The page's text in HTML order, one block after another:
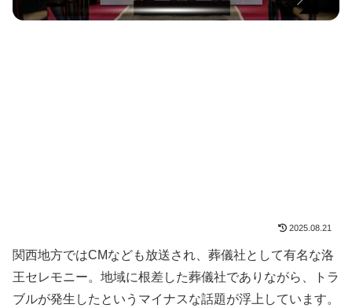
2025.08.21
関西地方ではCMなども放送され、葬儀社として有名な洛
王セレモニー。地域に根差した葬儀社でありながら、トラ
ブルが発生したというマイナスな話題が浮上しています。